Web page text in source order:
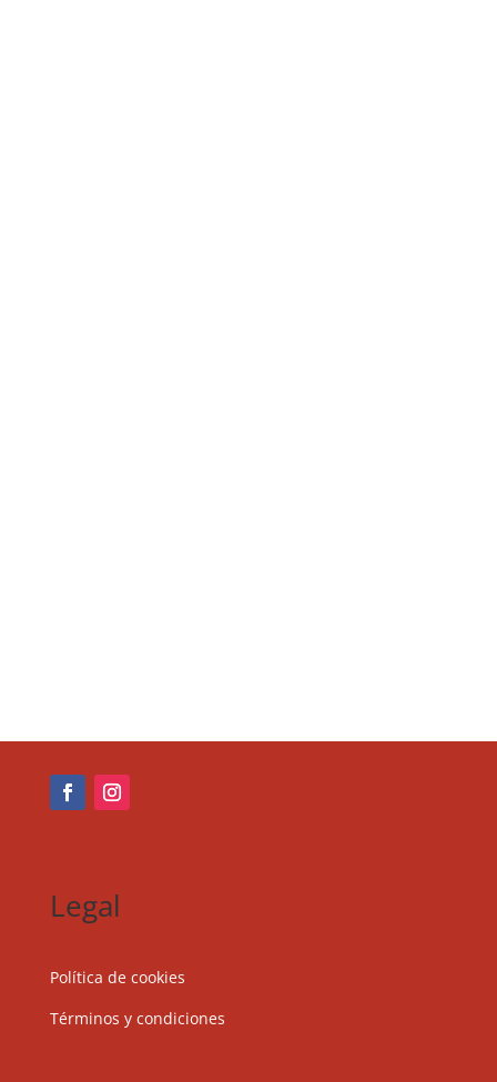
Legal
Política de cookies
Términos y condiciones